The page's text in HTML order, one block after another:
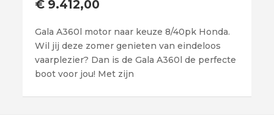
€ 9.412,00
Gala A360l motor naar keuze 8/40pk Honda.
Wil jij deze zomer genieten van eindeloos
vaarplezier? Dan is de Gala A360l de perfecte
boot voor jou! Met zijn